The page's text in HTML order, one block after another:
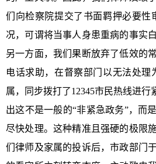
们向检察院提交了书面羁押必要
况，可谓将当事人身患重病的事实
另一方面，我们果断放弃了低效的
电话求助，在督察部门以无法处
属，同步拨打了12345市民热线进
出这不是一般的“非紧急政务”，而
尽快处理。这种精准且强硬的极限
们律师及家属的投诉后，市政部门